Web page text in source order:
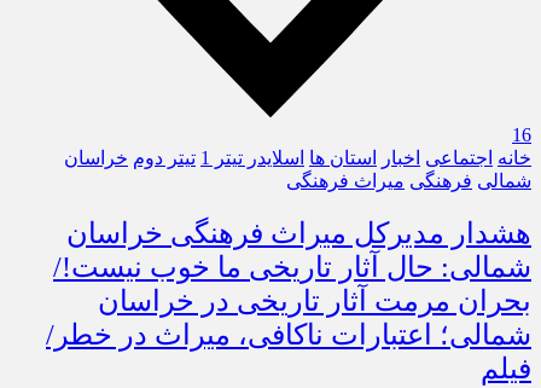
16
خانه اجتماعی اخبار استان ها اسلایدر تیتر 1 تیتر دوم خراسان
شمالی فرهنگی میراث فرهنگی
هشدار مدیرکل میراث فرهنگی خراسان
شمالی: حال آثار تاریخی ما خوب نیست!/
بحران مرمت آثار تاریخی در خراسان
شمالی؛ اعتبارات ناکافی، میراث در خطر/
فیلم